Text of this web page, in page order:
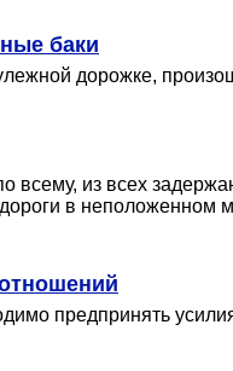
баки
дорожке,
из всех
в неположенном
предпринять